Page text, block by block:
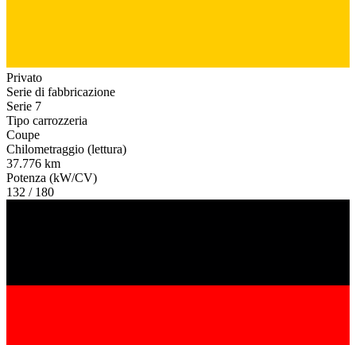
Privato
Serie di fabbricazione
Serie 7
Tipo carrozzeria
Coupe
Chilometraggio (lettura)
37.776 km
Potenza (kW/CV)
132 / 180